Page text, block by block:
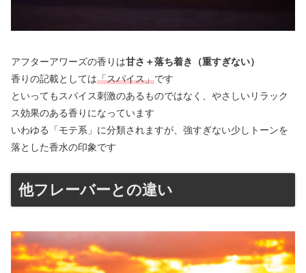
アフターアワーズの香りは甘さ＋落ち着き（重すぎない）
香りの記載としては「スパイス」です
といってもスパイス刺激のあるものではなく、やさしいリラック
ス効果のある香りになっています
いわゆる「モテ系」に分類されますが、強すぎない少しトーンを
落とした香水の印象です
他フレーバーとの違い